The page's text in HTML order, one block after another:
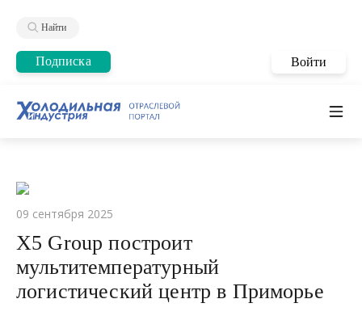
Найти
Подписка Войти
09 сентября 2025
X5 Group построит
мультитемпературный
логистический центр в Приморье